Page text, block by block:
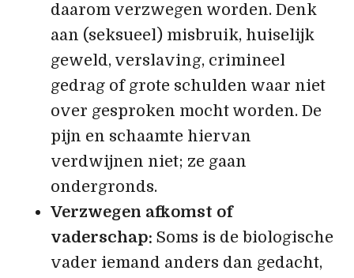
daarom verzwegen worden. Denk
aan (seksueel) misbruik, huiselijk
geweld, verslaving, crimineel
gedrag of grote schulden waar niet
over gesproken mocht worden. De
pijn en schaamte hiervan
verdwijnen niet; ze gaan
ondergronds.
Verzwegen afkomst of
vaderschap: Soms is de biologische
vader iemand anders dan gedacht,